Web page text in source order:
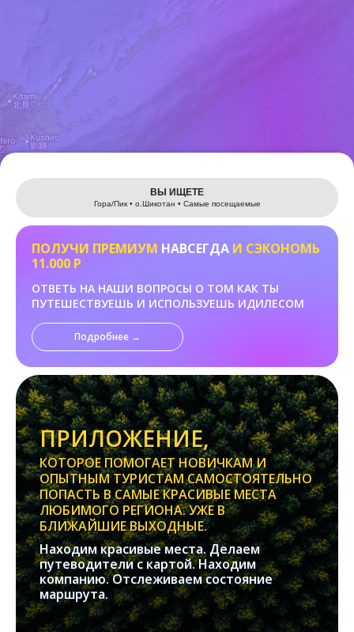
Leaflet
ВЫ ИЩЕТЕ
Гора/Пик • о.Шикотан • Самые посещаемые
ПОЛУЧИ ПРЕМИУМ НАВСЕГДА И СЭКОНОМЬ
11.000 Р
ОТВЕТЬ НА НАШИ ВОПРОСЫ О ТОМ КАК ТЫ
ПУТЕШЕСТВУЕШЬ И ИСПОЛЬЗУЕШЬ ИДИЛЕСОМ
Подробнее →
ПРИЛОЖЕНИЕ,
КОТОРОЕ ПОМОГАЕТ НОВИЧКАМ И
ОПЫТНЫМ ТУРИСТАМ САМОСТОЯТЕЛЬНО
ПОПАСТЬ В САМЫЕ КРАСИВЫЕ МЕСТА
ЛЮБИМОГО РЕГИОНА. УЖЕ В
БЛИЖАЙШИЕ ВЫХОДНЫЕ.
Находим красивые места. Делаем
путеводители с картой. Находим
компанию. Отслеживаем состояние
маршрута.